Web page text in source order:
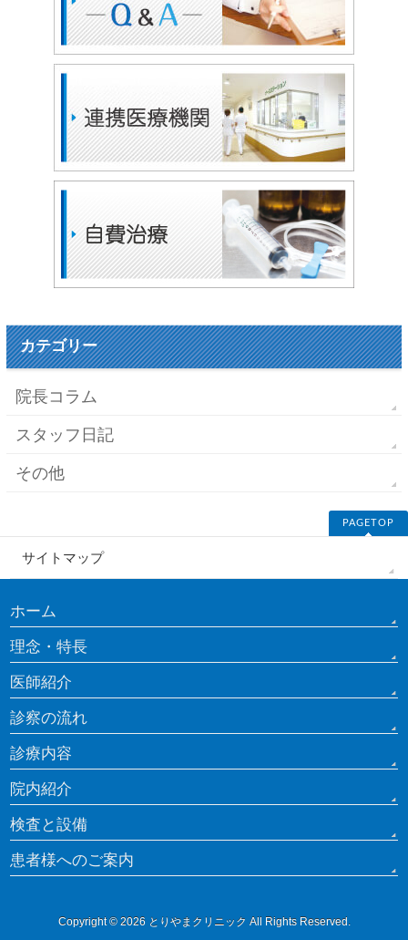
カテゴリー
院長コラム
スタッフ日記
その他
PAGETOP
サイトマップ
ホーム
理念・特長
医師紹介
診察の流れ
診療内容
院内紹介
検査と設備
患者様へのご案内
Copyright © 2026 とりやまクリニック All Rights Reserved.